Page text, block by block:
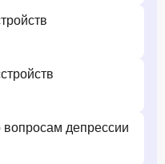
вопросам депрессии